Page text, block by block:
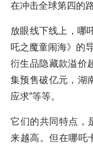
在冲击全球第四的路
放眼线下线上，哪
吒之魔童闹海》的
衍生品隐藏款溢价
集预售破亿元，湖
应求”等等。
它们的共同特点，
来越高。但在哪